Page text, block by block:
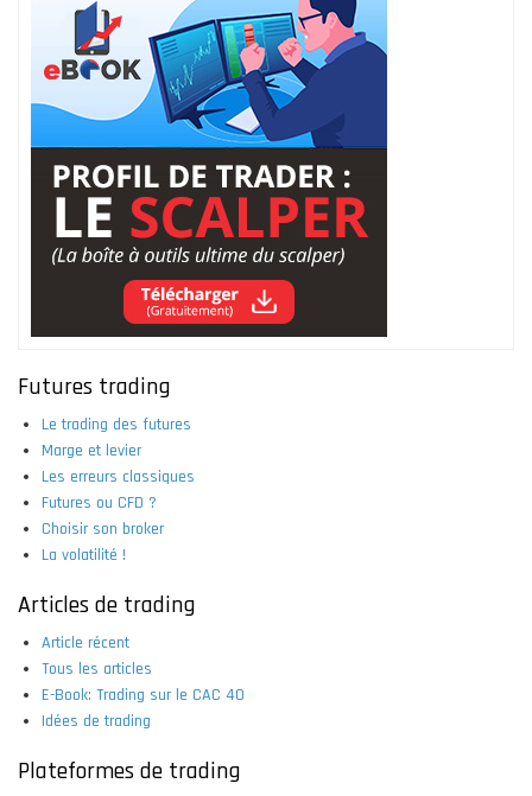
Futures trading
Le trading des futures
Marge et levier
Les erreurs classiques
Futures ou CFD ?
Choisir son broker
La volatilité !
Articles de trading
Article récent
Tous les articles
E-Book: Trading sur le CAC 40
Idées de trading
Plateformes de trading